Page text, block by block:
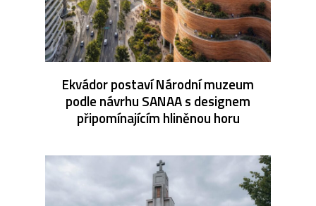
Ekvádor postaví Národní muzeum
podle návrhu SANAA s designem
připomínajícím hliněnou horu